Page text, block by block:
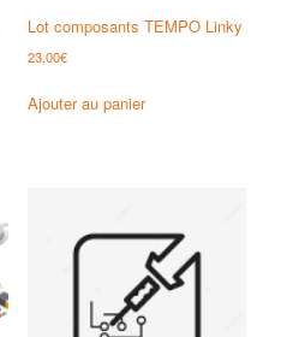
Lot composants TEMPO Linky
23,00€
Ajouter au panier